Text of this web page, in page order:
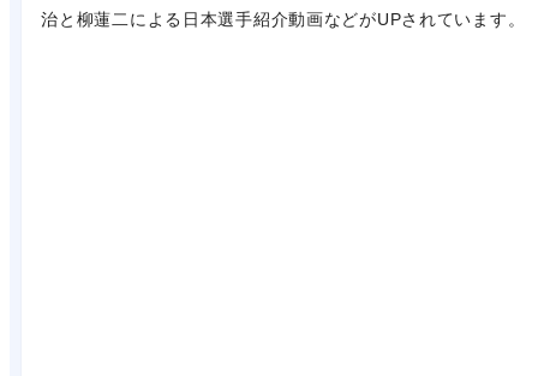
治と柳蓮二による日本選手紹介動画などがUPされています。